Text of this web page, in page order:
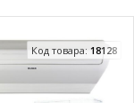
Код товара: 18128